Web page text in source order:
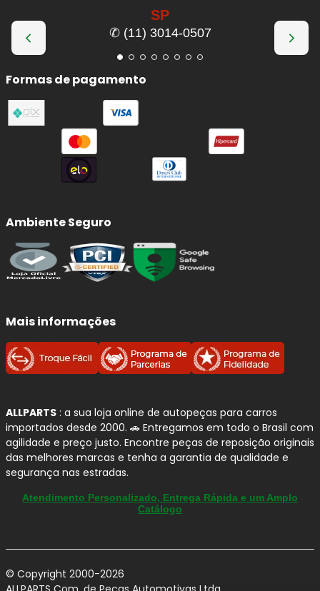
SP
✆ (11) 3014-0507
Formas de pagamento
Ambiente Seguro
Mais informações
ALLPARTS : a sua loja online de autopeças para carros
importados desde 2000. 🚗 Entregamos em todo o Brasil com
agilidade e preço justo. Encontre peças de reposição originais
das melhores marcas e tenha a garantia de qualidade e
segurança nas estradas.
Atendimento Personalizado, Entrega Rápida e um Amplo
Catálogo
© Copyright 2000-2026